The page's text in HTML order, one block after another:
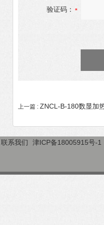
验证码：
上一篇 : ZNCL-B-180数显加
联系我们 津ICP备18005915号-1